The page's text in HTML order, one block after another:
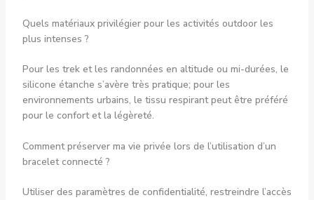
Quels matériaux privilégier pour les activités outdoor les
plus intenses ?
Pour les trek et les randonnées en altitude ou mi-durées, le
silicone étanche s’avère très pratique; pour les
environnements urbains, le tissu respirant peut être préféré
pour le confort et la légèreté.
Comment préserver ma vie privée lors de l’utilisation d’un
bracelet connecté ?
Utiliser des paramètres de confidentialité, restreindre l’accès